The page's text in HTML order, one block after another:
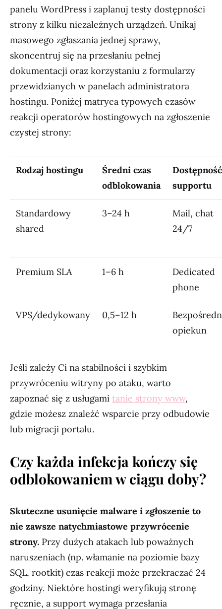
panelu WordPress i zaplanuj testy dostępności
strony z kilku niezależnych urządzeń. Unikaj
masowego zgłaszania jednej sprawy,
skoncentruj się na przesłaniu pełnej
dokumentacji oraz korzystaniu z formularzy
przewidzianych w panelach administratora
hostingu. Poniżej matryca typowych czasów
reakcji operatorów hostingowych na zgłoszenie
czystej strony:
Rodzaj hostingu
Średni czas
odblokowania
Dostępność
supportu
Standardowy
shared
3–24 h
Mail, chat
24/7
Premium SLA 1–6 h
Dedicated
phone
VPS/dedykowany 0,5–12 h
opiekun
Jeśli zależy Ci na stabilności i szybkim
przywróceniu witryny po ataku, warto
zapoznać się z usługami tanie strony www,
gdzie możesz znaleźć wsparcie przy odbudowie
lub migracji portalu.
Czy każda infekcja kończy się
odblokowaniem w ciągu doby?
Skuteczne usunięcie malware i zgłoszenie to
nie zawsze natychmiastowe przywrócenie
strony. Przy dużych atakach lub poważnych
naruszeniach (np. włamanie na poziomie bazy
SQL, rootkit) czas reakcji może przekraczać 24
godziny. Niektóre hostingi weryfikują stronę
ręcznie, a support wymaga przesłania